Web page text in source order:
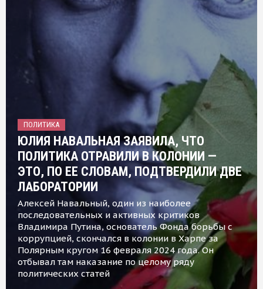
ПОЛИТИКА
ЮЛИЯ НАВАЛЬНАЯ ЗАЯВИЛА, ЧТО
ПОЛИТИКА ОТРАВИЛИ В КОЛОНИИ —
ЭТО, ПО ЕЕ СЛОВАМ, ПОДТВЕРДИЛИ ДВЕ
ЛАБОРАТОРИИ
Алексей Навальный, один из наиболее
последовательных и активных критиков
Владимира Путина, основатель Фонда борьбы с
коррупцией, скончался в колонии в Харпе за
Полярным кругом 16 февраля 2024 года. Он
отбывал там наказание по целому ряду
политических статей